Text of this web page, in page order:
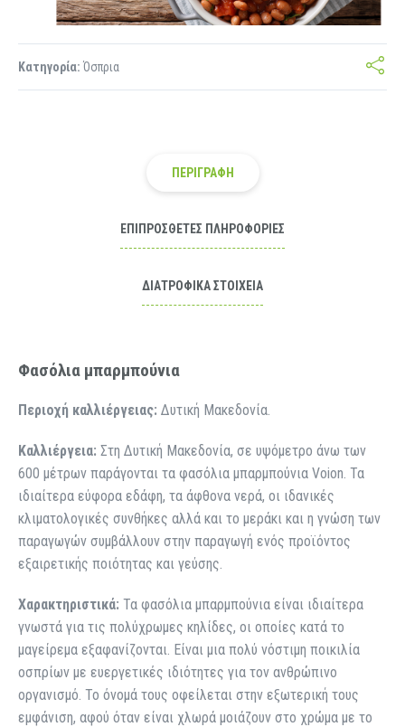
Κατηγορία: Όσπρια
ΠΕΡΙΓΡΑΦΉ
ΕΠΙΠΡΌΣΘΕΤΕΣ ΠΛΗΡΟΦΟΡΊΕΣ
ΔΙΑΤΡΟΦΙΚΆ ΣΤΟΙΧΕΊΑ
Φασόλια μπαρμπούνια
Περιοχή καλλιέργειας: Δυτική Μακεδονία.
Καλλιέργεια: Στη Δυτική Μακεδονία, σε υψόμετρο άνω των
600 μέτρων παράγονται τα φασόλια μπαρμπούνια Voion. Τα
ιδιαίτερα εύφορα εδάφη, τα άφθονα νερά, οι ιδανικές
κλιματολογικές συνθήκες αλλά και το μεράκι και η γνώση των
παραγωγών συμβάλλουν στην παραγωγή ενός προϊόντος
εξαιρετικής ποιότητας και γεύσης.
Χαρακτηριστικά: Τα φασόλια μπαρμπούνια είναι ιδιαίτερα
γνωστά για τις πολύχρωμες κηλίδες, οι οποίες κατά το
μαγείρεμα εξαφανίζονται. Είναι μια πολύ νόστιμη ποικιλία
οσπρίων με ευεργετικές ιδιότητες για τον ανθρώπινο
οργανισμό. Το όνομά τους οφείλεται στην εξωτερική τους
εμφάνιση, αφού όταν είναι χλωρά μοιάζουν στο χρώμα με το